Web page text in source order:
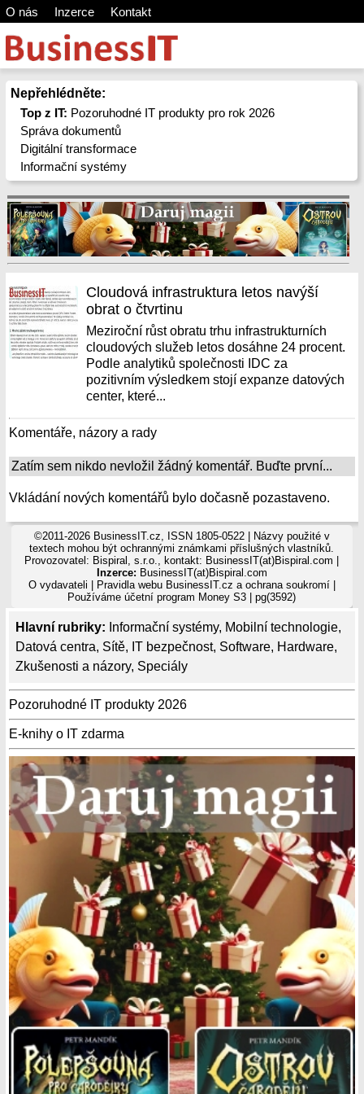
O nás Inzerce Kontakt
Nepřehlédněte:
Top z IT: Pozoruhodné IT produkty pro rok 2026
Správa dokumentů
Digitální transformace
Informační systémy
Hlavní rubriky: Informační systémy, Mobilní technologie,
Datová centra, Sítě, IT bezpečnost, Software, Hardware,
Zkušenosti a názory, Speciály
Pozoruhodné IT produkty 2026
E-knihy o IT zdarma
Cloudová infrastruktura letos navýší
obrat o čtvrtinu
Meziroční růst obratu trhu infrastrukturních
cloudových služeb letos dosáhne 24 procent.
Podle analytiků společnosti IDC za
pozitivním výsledkem stojí expanze datových
center, které...
Komentáře, názory a rady
Zatím sem nikdo nevložil žádný komentář. Buďte první...
Vkládání nových komentářů bylo dočasně pozastaveno.
©2011-2026 BusinessIT.cz, ISSN 1805-0522 | Názvy použité v
textech mohou být ochrannými známkami příslušných vlastníků.
Provozovatel: Bispiral, s.r.o., kontakt: BusinessIT(at)Bispiral.com |
Inzerce: BusinessIT(at)Bispiral.com
O vydavateli
Pravidla webu BusinessIT.cz a ochrana soukromí|
Používámeúčetní program Money S3 | pg(3592)